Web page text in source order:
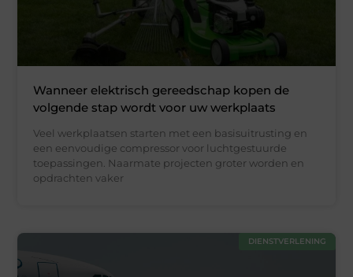
Wanneer elektrisch gereedschap kopen de
volgende stap wordt voor uw werkplaats
Veel werkplaatsen starten met een basisuitrusting en
een eenvoudige compressor voor luchtgestuurde
toepassingen. Naarmate projecten groter worden en
opdrachten vaker
DIENSTVERLENING